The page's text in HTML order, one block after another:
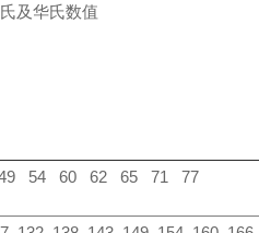
及华氏数值
54 60 62 65 71 77